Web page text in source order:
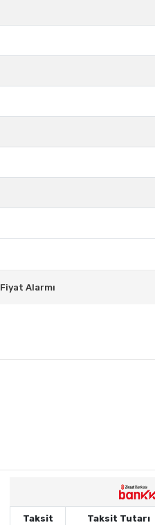
Fiyat Alarmı
Taksit Taksit Tutarı